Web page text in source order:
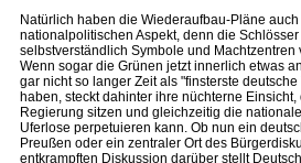
Natürlich haben die Wiederaufbau-Pläne
nationalpolitischen Aspekt, denn die
selbstverständlich Symbole und
Wenn sogar die Grünen jetzt innerlich etwas
gar nicht so langer Zeit als "finsterste
haben, steckt dahinter ihre nüchterne
Regierung sitzen und gleichzeitig die
Uferlose perpetuieren kann. Ob nun ein
Preußen oder ein zentraler Ort des
entkrampften Diskussion darüber stellt